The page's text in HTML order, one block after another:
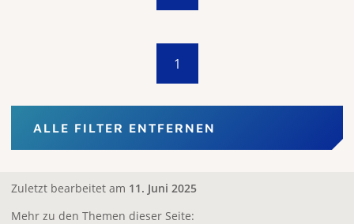
1
ALLE FILTER ENTFERNEN
Zuletzt bearbeitet am 11. Juni 2025
Mehr zu den Themen dieser Seite: